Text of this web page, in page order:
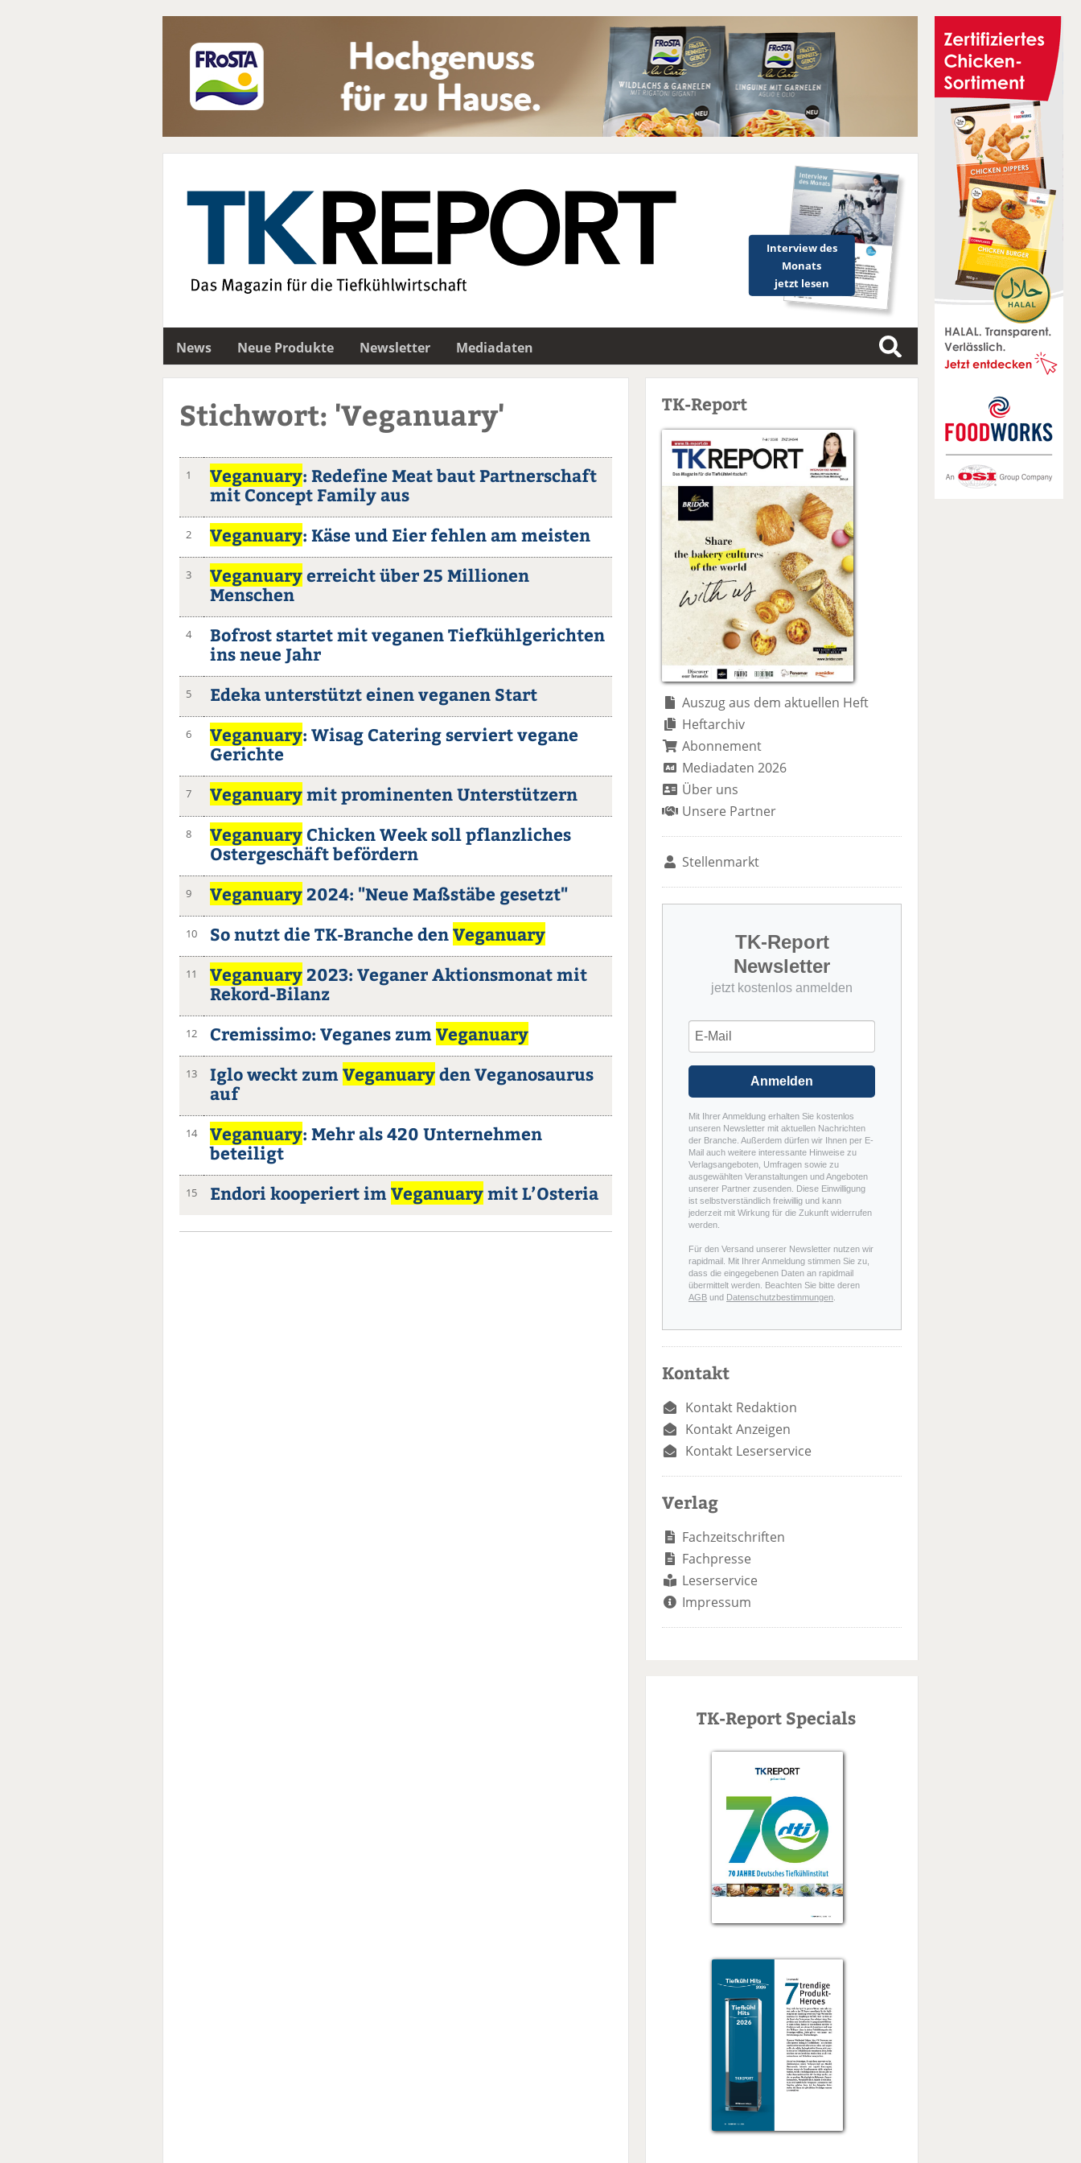
Interview des
Monats
jetzt lesen
News Neue Produkte Newsletter
Mediadaten
S
u
Stichwort: 'Veganuary'
1 Veganuary: Redefine Meat baut Partnerschaft
mit Concept Family aus
2 Veganuary: Käse und Eier fehlen am meisten
3 Veganuaryerreicht über 25 Millionen
Menschen
4
Bofrost startet mit veganen Tiefkühlgerichten
ins neue Jahr
5 Edeka unterstützt einen veganen Start
6 Veganuary: Wisag Catering serviert vegane
Gerichte
7 Veganuarymit prominenten Unterstützern
8 VeganuaryChicken Week soll pflanzliches
Ostergeschäft befördern
9 Veganuary2024: "Neue Maßstäbe gesetzt"
10 So nutzt die TK-Branche denVeganuary
11 Veganuary2023: Veganer Aktionsmonat mit
Rekord-Bilanz
12 Cremissimo: Veganes zumVeganuary
13 Iglo weckt zumVeganuaryden Veganosaurus
auf
14 Veganuary: Mehr als 420 Unternehmen
beteiligt
15 Endori kooperiert imVeganuarymit L’Osteria
TK-Report
Auszug aus dem aktuellen Heft
Heftarchiv
Abonnement
Mediadaten 2026
Über uns
Unsere Partner
Stellenmarkt
TK-Report
Newsletter
jetzt kostenlos anmelden
Anmelden
Mit Ihrer Anmeldung erhalten Sie kostenlos
unseren Newsletter mit aktuellen Nachrichten
der Branche. Außerdem dürfen wir Ihnen per E-
Mail auch weitere interessante Hinweise zu
Verlagsangeboten, Umfragen sowie zu
ausgewählten Veranstaltungen und Angeboten
unserer Partner zusenden. Diese Einwilligung
ist selbstverständlich freiwillig und kann
jederzeit mit Wirkung für die Zukunft widerrufen
werden.
Für den Versand unserer Newsletter nutzen wir
rapidmail. Mit Ihrer Anmeldung stimmen Sie zu,
dass die eingegebenen Daten an rapidmail
übermittelt werden. Beachten Sie bitte deren
AGB und Datenschutzbestimmungen
Kontakt
Kontakt Redaktion
Kontakt Anzeigen
Kontakt Leserservice
Verlag
Fachzeitschriften
Fachpresse
Leserservice
Impressum
TK-Report Specials